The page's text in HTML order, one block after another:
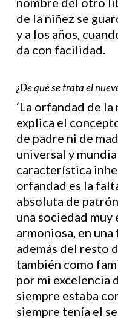
de la niñez se
y a los años,
da con facilidad.
¿De qué se trata el
‘La orfandad de
explica el
de padre ni de
universal y
característica
orfandad es la
absoluta de
una sociedad
armoniosa, en
además del resto
también como
por mi excelencia
siempre estaba
siempre tenía el